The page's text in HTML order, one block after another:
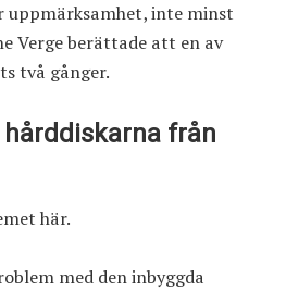
inte minst
Verge berättade att en av
två gånger.
från
här.
med den inbyggda